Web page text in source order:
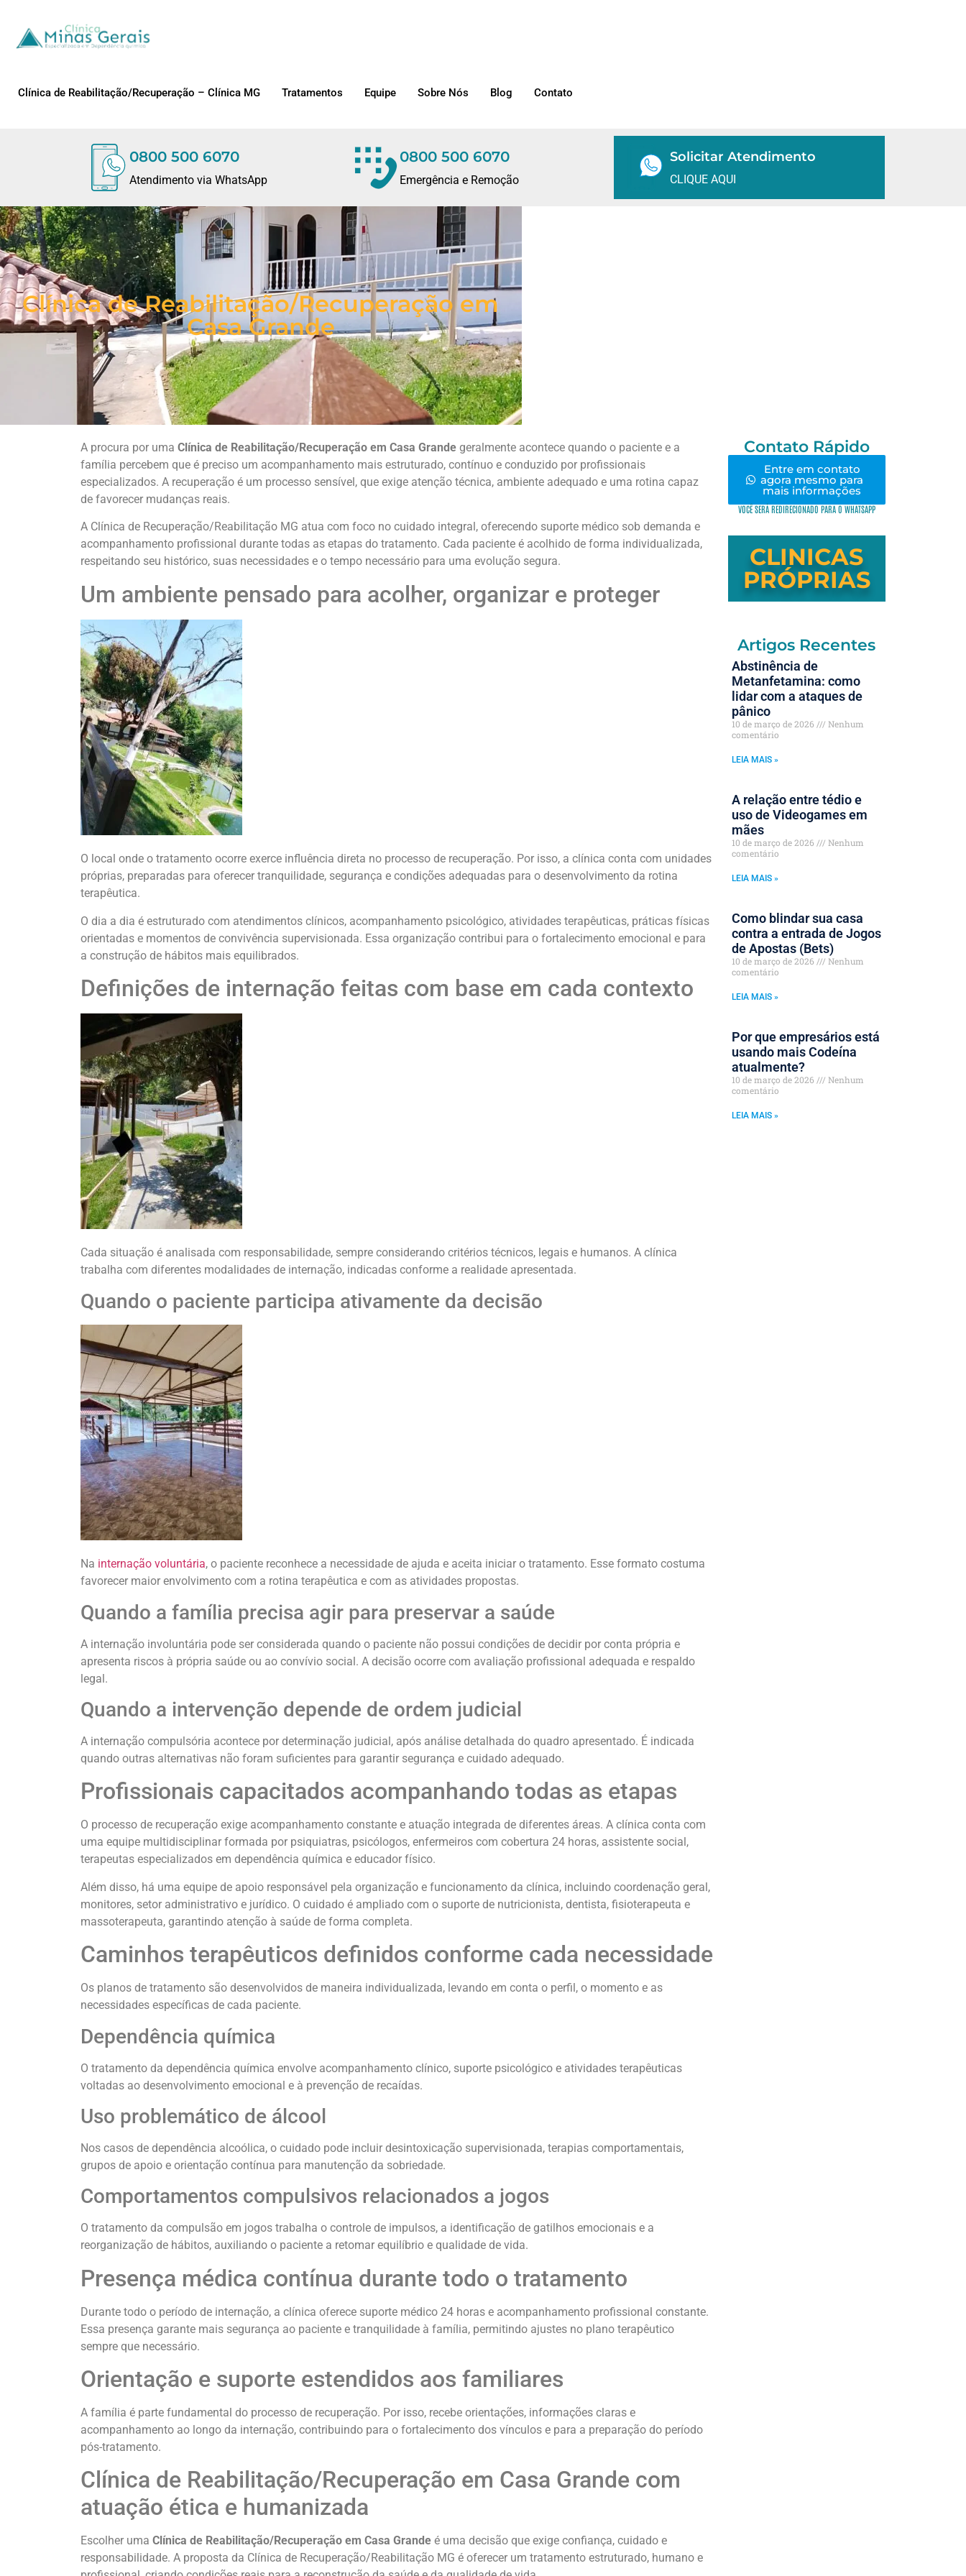
Clínica de Reabilitação/Recuperação – Clínica MG Tratamentos Equipe Sobre Nós Blog Contato
0800 500 6070
Atendimento via WhatsApp
0800 500 6070
Emergência e Remoção
Solicitar Atendimento
CLIQUE AQUI
Clínica de Reabilitação/Recuperação em
Casa Grande
A procura por uma Clínica de Reabilitação/Recuperação em Casa Grande geralmente acontece quando o paciente e a
família percebem que é preciso um acompanhamento mais estruturado, contínuo e conduzido por profissionais
especializados. A recuperação é um processo sensível, que exige atenção técnica, ambiente adequado e uma rotina capaz
de favorecer mudanças reais.
A Clínica de Recuperação/Reabilitação MG atua com foco no cuidado integral, oferecendo suporte médico sob demanda e
acompanhamento profissional durante todas as etapas do tratamento. Cada paciente é acolhido de forma individualizada,
respeitando seu histórico, suas necessidades e o tempo necessário para uma evolução segura.
Um ambiente pensado para acolher, organizar e proteger
O local onde o tratamento ocorre exerce influência direta no processo de recuperação. Por isso, a clínica conta com unidades
próprias, preparadas para oferecer tranquilidade, segurança e condições adequadas para o desenvolvimento da rotina
terapêutica.
O dia a dia é estruturado com atendimentos clínicos, acompanhamento psicológico, atividades terapêuticas, práticas físicas
orientadas e momentos de convivência supervisionada. Essa organização contribui para o fortalecimento emocional e para
a construção de hábitos mais equilibrados.
Definições de internação feitas com base em cada contexto
Cada situação é analisada com responsabilidade, sempre considerando critérios técnicos, legais e humanos. A clínica
trabalha com diferentes modalidades de internação, indicadas conforme a realidade apresentada.
Quando o paciente participa ativamente da decisão
Na internação voluntária, o paciente reconhece a necessidade de ajuda e aceita iniciar o tratamento. Esse formato costuma
favorecer maior envolvimento com a rotina terapêutica e com as atividades propostas.
Quando a família precisa agir para preservar a saúde
A internação involuntária pode ser considerada quando o paciente não possui condições de decidir por conta própria e
apresenta riscos à própria saúde ou ao convívio social. A decisão ocorre com avaliação profissional adequada e respaldo
legal.
Quando a intervenção depende de ordem judicial
A internação compulsória acontece por determinação judicial, após análise detalhada do quadro apresentado. É indicada
quando outras alternativas não foram suficientes para garantir segurança e cuidado adequado.
Profissionais capacitados acompanhando todas as etapas
O processo de recuperação exige acompanhamento constante e atuação integrada de diferentes áreas. A clínica conta com
uma equipe multidisciplinar formada por psiquiatras, psicólogos, enfermeiros com cobertura 24 horas, assistente social,
terapeutas especializados em dependência química e educador físico.
Além disso, há uma equipe de apoio responsável pela organização e funcionamento da clínica, incluindo coordenação geral,
monitores, setor administrativo e jurídico. O cuidado é ampliado com o suporte de nutricionista, dentista, fisioterapeuta e
massoterapeuta, garantindo atenção à saúde de forma completa.
Caminhos terapêuticos definidos conforme cada necessidade
Os planos de tratamento são desenvolvidos de maneira individualizada, levando em conta o perfil, o momento e as
necessidades específicas de cada paciente.
Dependência química
O tratamento da dependência química envolve acompanhamento clínico, suporte psicológico e atividades terapêuticas
voltadas ao desenvolvimento emocional e à prevenção de recaídas.
Uso problemático de álcool
Nos casos de dependência alcoólica, o cuidado pode incluir desintoxicação supervisionada, terapias comportamentais,
grupos de apoio e orientação contínua para manutenção da sobriedade.
Comportamentos compulsivos relacionados a jogos
O tratamento da compulsão em jogos trabalha o controle de impulsos, a identificação de gatilhos emocionais e a
reorganização de hábitos, auxiliando o paciente a retomar equilíbrio e qualidade de vida.
Presença médica contínua durante todo o tratamento
Durante todo o período de internação, a clínica oferece suporte médico 24 horas e acompanhamento profissional constante.
Essa presença garante mais segurança ao paciente e tranquilidade à família, permitindo ajustes no plano terapêutico
sempre que necessário.
Orientação e suporte estendidos aos familiares
A família é parte fundamental do processo de recuperação. Por isso, recebe orientações, informações claras e
acompanhamento ao longo da internação, contribuindo para o fortalecimento dos vínculos e para a preparação do período
pós-tratamento.
Clínica de Reabilitação/Recuperação em Casa Grande com
atuação ética e humanizada
Escolher uma Clínica de Reabilitação/Recuperação em Casa Grande é uma decisão que exige confiança, cuidado e
responsabilidade. A proposta da Clínica de Recuperação/Reabilitação MG é oferecer um tratamento estruturado, humano e
Contato Rápido
Entre em contato
agora mesmo para
mais informações
VOCÊ SERÁ REDIRECIONADO PARA O WHATSAPP
CLINICAS
PRÓPRIAS
Artigos Recentes
Abstinência de
Metanfetamina: como
lidar com a ataques de
pânico
10 de março de 2026
Nenhum
comentário
LEIA MAIS »
A relação entre tédio e
uso de Videogames em
mães
10 de março de 2026
Nenhum
comentário
LEIA MAIS »
Como blindar sua casa
contra a entrada de Jogos
de Apostas (Bets)
10 de março de 2026
Nenhum
comentário
LEIA MAIS »
Por que empresários está
usando mais Codeína
atualmente?
10 de março de 2026
Nenhum
comentário
LEIA MAIS »